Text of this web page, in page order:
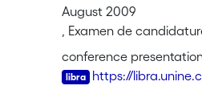
August 2009
, Examen de
conference
https://